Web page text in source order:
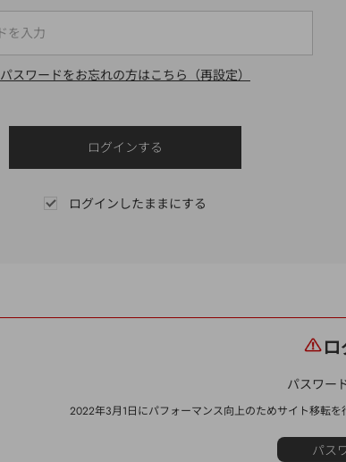
パスワードをお忘れの方はこちら（再設定）
ログインしたままにする
パスワー
2022年3月1日にパフォーマンス向上のためサイト移転